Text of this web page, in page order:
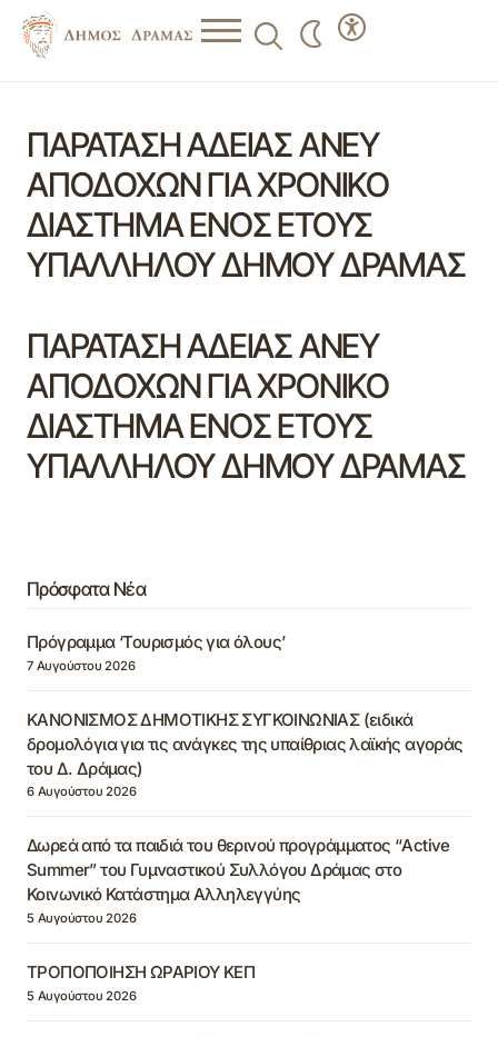
ΠΑΡΑΤΑΣΗ ΑΔΕΙΑΣ ΑΝΕΥ
ΑΠΟΔΟΧΩΝ ΓΙΑ ΧΡΟΝΙΚΟ
ΔΙΑΣΤΗΜΑ ΕΝΟΣ ΕΤΟΥΣ
ΥΠΑΛΛΗΛΟΥ ΔΗΜΟΥ ΔΡΑΜΑΣ
ΠΑΡΑΤΑΣΗ ΑΔΕΙΑΣ ΑΝΕΥ
ΑΠΟΔΟΧΩΝ ΓΙΑ ΧΡΟΝΙΚΟ
ΔΙΑΣΤΗΜΑ ΕΝΟΣ ΕΤΟΥΣ
ΥΠΑΛΛΗΛΟΥ ΔΗΜΟΥ ΔΡΑΜΑΣ
Πρόσφατα Νέα
Πρόγραμμα ‘Τουρισμός για όλους’
7 Αυγούστου 2026
ΚΑΝΟΝΙΣΜΟΣ ΔΗΜΟΤΙΚΗΣ ΣΥΓΚΟΙΝΩΝΙΑΣ (ειδικά
δρομολόγια για τις ανάγκες της υπαίθριας λαϊκής αγοράς
του Δ. Δράμας)
6 Αυγούστου 2026
Δωρεά από τα παιδιά του θερινού προγράμματος “Active
Summer” του Γυμναστικού Συλλόγου Δράμας στο
Κοινωνικό Κατάστημα Αλληλεγγύης
5 Αυγούστου 2026
ΤΡΟΠΟΠΟΙΗΣΗ ΩΡΑΡΙΟΥ ΚΕΠ
5 Αυγούστου 2026